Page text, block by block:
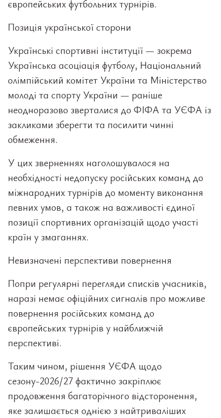
європейських футбольних турнірів.
Позиція української сторони
Українські спортивні інституції — зокрема
Українська асоціація футболу, Національний
олімпійський комітет України та Міністерство
молоді та спорту України — раніше
неодноразово зверталися до ФІФА та УЄФА із
закликами зберегти та посилити чинні
обмеження.
У цих зверненнях наголошувалося на
необхідності недопуску російських команд до
міжнародних турнірів до моменту виконання
певних умов, а також на важливості єдиної
позиції спортивних організацій щодо участі
країн у змаганнях.
Невизначені перспективи повернення
Попри регулярні перегляди списків учасників,
наразі немає офіційних сигналів про можливе
повернення російських команд до
європейських турнірів у найближчій
перспективі.
Таким чином, рішення УЄФА щодо
сезону-2026/27 фактично закріплює
продовження багаторічного відсторонення,
яке залишається однією з найтриваліших